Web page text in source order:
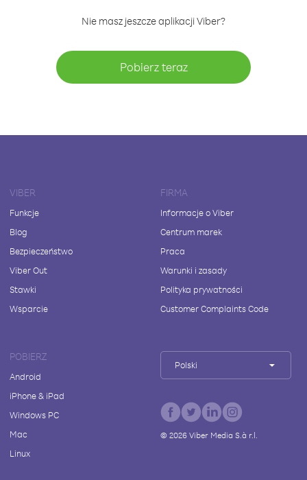
Nie masz jeszcze aplikacji Viber?
Pobierz teraz
VIBER
Funkcje
Blog
Bezpieczeństwo
Viber Out
Stawki
Wsparcie
FIRMA
Informacje o Viber
Centrum marek
Praca
Warunki i zasady
Polityka prywatności
Customer Complaints Code
POBIERZ
Android
iPhone & iPad
Windows PC
Mac
Linux
Polski
© 2026Viber Media S.à r.l.